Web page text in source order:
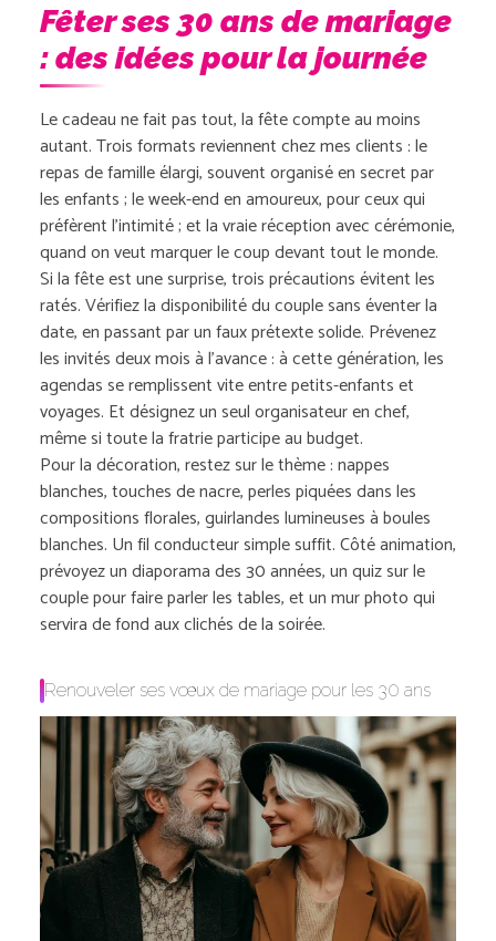
Fêter ses 30 ans de mariage
: des idées pour la journée
Le cadeau ne fait pas tout, la fête compte au moins
autant. Trois formats reviennent chez mes clients : le
repas de famille élargi, souvent organisé en secret par
les enfants ; le week-end en amoureux, pour ceux qui
préfèrent l’intimité ; et la vraie réception avec cérémonie,
quand on veut marquer le coup devant tout le monde.
Si la fête est une surprise, trois précautions évitent les
ratés. Vérifiez la disponibilité du couple sans éventer la
date, en passant par un faux prétexte solide. Prévenez
les invités deux mois à l’avance : à cette génération, les
agendas se remplissent vite entre petits-enfants et
voyages. Et désignez un seul organisateur en chef,
même si toute la fratrie participe au budget.
Pour la décoration, restez sur le thème : nappes
blanches, touches de nacre, perles piquées dans les
compositions florales, guirlandes lumineuses à boules
blanches. Un fil conducteur simple suffit. Côté animation,
prévoyez un diaporama des 30 années, un quiz sur le
couple pour faire parler les tables, et un mur photo qui
servira de fond aux clichés de la soirée.
Renouveler ses vœux de mariage pour les 30 ans